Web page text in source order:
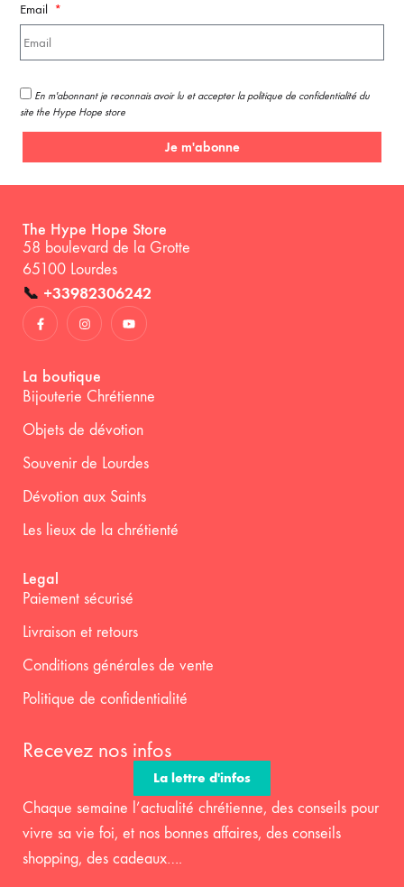
Email
En m'abonnant je reconnais avoir lu et accepter la politique de confidentialité du
site the Hype Hope store
Je m'abonne
The Hype Hope Store
58 boulevard de la Grotte
65100 Lourdes
📞 +33982306242
La boutique
Bijouterie Chrétienne
Objets de dévotion
Souvenir de Lourdes
Dévotion aux Saints
Les lieux de la chrétienté
Legal
Paiement sécurisé
Livraison et retours
Conditions générales de vente
Politique de confidentialité
Recevez nos infos
La lettre d'infos
Chaque semaine l’actualité chrétienne, des conseils pour
vivre sa vie foi, et nos bonnes affaires, des conseils
shopping, des cadeaux….